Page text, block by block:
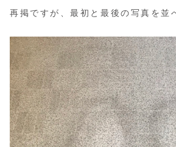
再掲ですが、最初と最後の写真を並